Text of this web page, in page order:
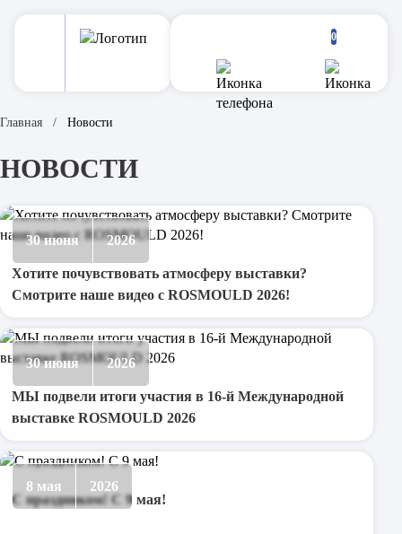
0
Быстроразъемные соединения
Контроллеры горячеканальных систем
Оборудование и инструменты
Сопла для термопластавтоматов
Стандартные компоненты штампов
Главная Новости
НОВОСТИ
30 июня 2026
Хотите почувствовать атмосферу выставки?
Смотрите наше видео с ROSMOULD 2026!
30 июня 2026
МЫ подвели итоги участия в 16-й Международной
выставке ROSMOULD 2026
8 мая
2026
С праздником! С 9 мая!